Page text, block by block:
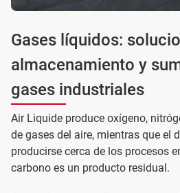
Gases líquidos:
almacenamiento y
gases industriales
Air Liquide produce oxígeno,
de gases del aire, mientras que el
producirse cerca de los procesos
carbono es un producto residual.